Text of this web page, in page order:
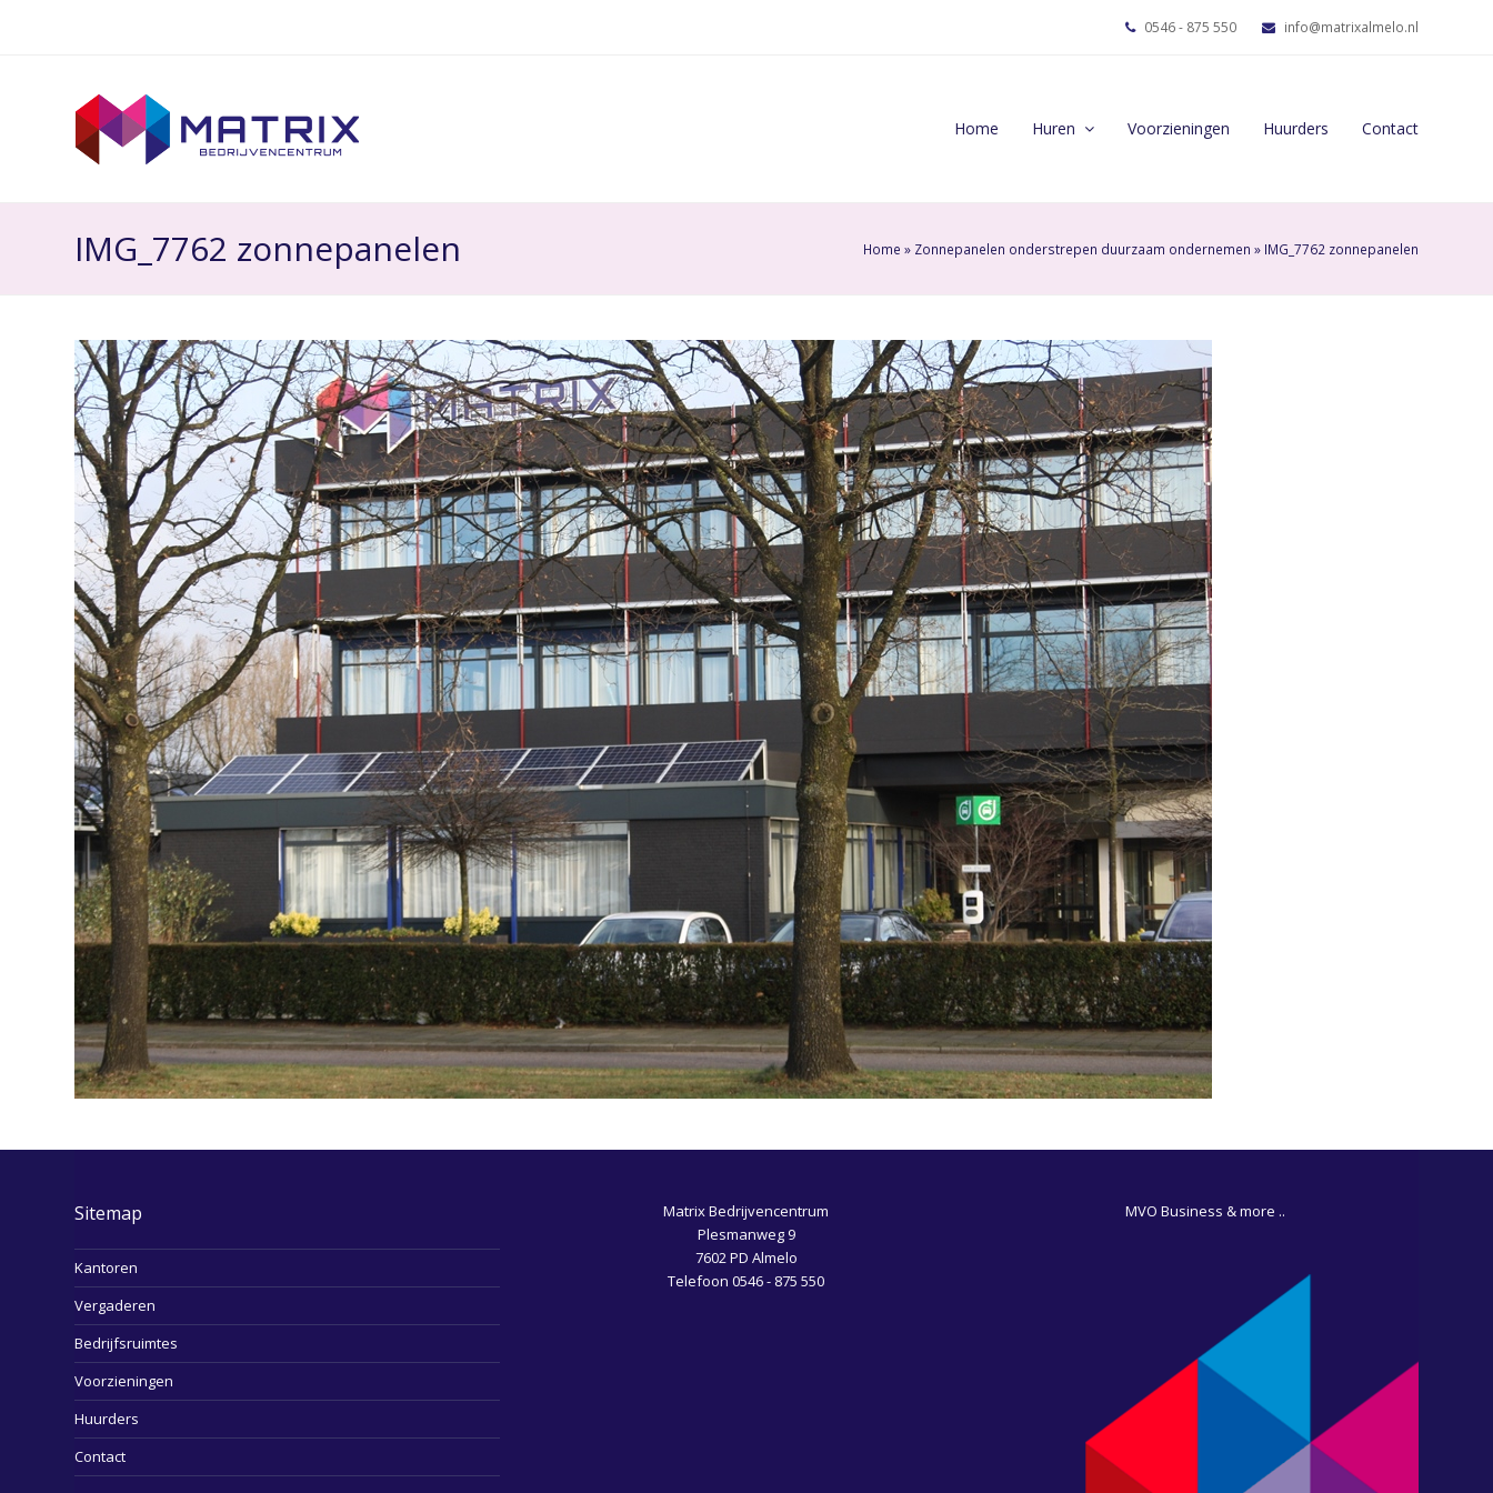
0546 - 875 550 info@matrixalmelo.nl
Home Huren Voorzieningen Huurders Contact
IMG_7762 zonnepanelen Home » Zonnepanelen onderstrepen duurzaam ondernemen » IMG_7762 zonnepanelen
Sitemap
Kantoren
Vergaderen
Bedrijfsruimtes
Voorzieningen
Huurders
Contact
Matrix Bedrijvencentrum
Plesmanweg 9
7602 PD Almelo
Telefoon 0546 - 875 550
MVO Business & more ..